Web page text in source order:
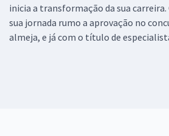
inicia a transformação da sua
sua jornada rumo a aprovação no
almeja, e já com o título de